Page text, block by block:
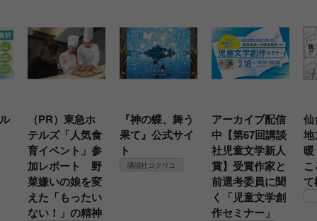
（PR）東急ホ
テルズ「人気食
育イベント」参
加レポート 野
菜嫌いの娘を変
えた「もったい
ない！」の精神
『神の蝶、舞う
果て』公式サイ
ト
講談社コクリコ
アーカイブ配信
中【第67回講談
社児童文学新人
賞】受賞作家と
前選考委員に聞
く「児童文学創
作セミナー」
仙
地